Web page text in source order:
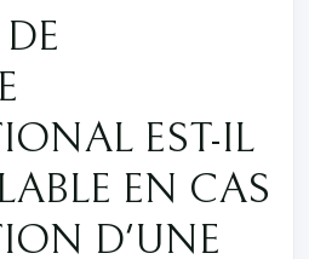
EST-IL
EN CAS
D'UNE